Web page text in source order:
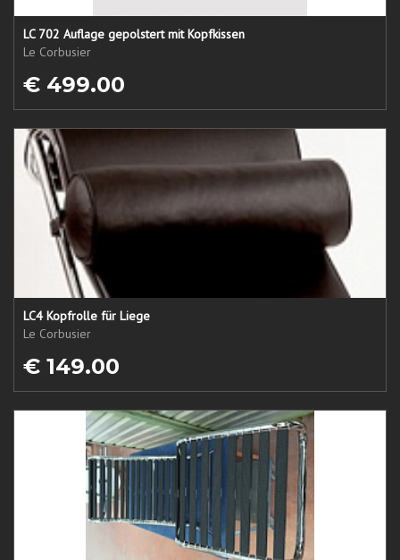
LC 702 Auflage gepolstert mit Kopfkissen
Le Corbusier
€ 499.00
LC4 Kopfrolle für Liege
Le Corbusier
€ 149.00